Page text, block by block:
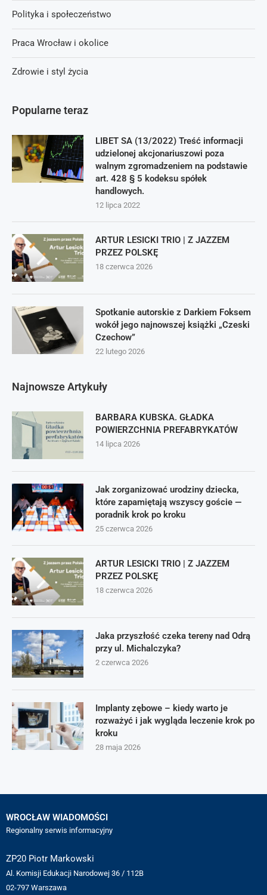
Popularne teraz
LIBET SA (13/2022) Treść informacji
udzielonej akcjonariuszowi poza
walnym zgromadzeniem na podstawie
art. 428 § 5 kodeksu spółek
handlowych.
12 lipca 2022
ARTUR LESICKI TRIO | Z JAZZEM
PRZEZ POLSKĘ
18 czerwca 2026
Spotkanie autorskie z Darkiem Foksem
wokół jego najnowszej książki „Czeski
Czechow”
22 lutego 2026
Najnowsze Artykuły
BARBARA KUBSKA. GŁADKA
POWIERZCHNIA PREFABRYKATÓW
14 lipca 2026
Jak zorganizować urodziny dziecka,
które zapamiętają wszyscy goście —
poradnik krok po kroku
25 czerwca 2026
ARTUR LESICKI TRIO | Z JAZZEM
PRZEZ POLSKĘ
18 czerwca 2026
Jaka przyszłość czeka tereny nad Odrą
przy ul. Michalczyka?
2 czerwca 2026
Implanty zębowe – kiedy warto je
rozważyć i jak wygląda leczenie krok po
kroku
28 maja 2026
Polityka i społeczeństwo
Praca Wrocław i okolice
Zdrowie i styl życia
WROCŁAW WIADOMOŚCI
Regionalny serwis informacyjny
ZP20 Piotr Markowski
Al. Komisji Edukacji Narodowej 36 / 112B
02-797 Warszawa